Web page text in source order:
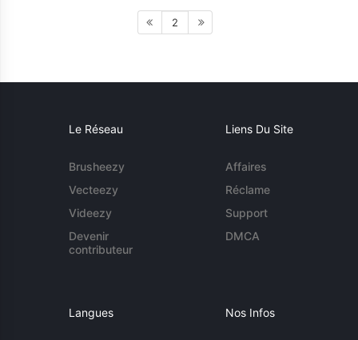
2
Le Réseau
Brusheezy
Vecteezy
Videezy
Devenir
contributeur
Liens Du Site
Affaires
Réclame
Support
DMCA
Langues Nos Infos